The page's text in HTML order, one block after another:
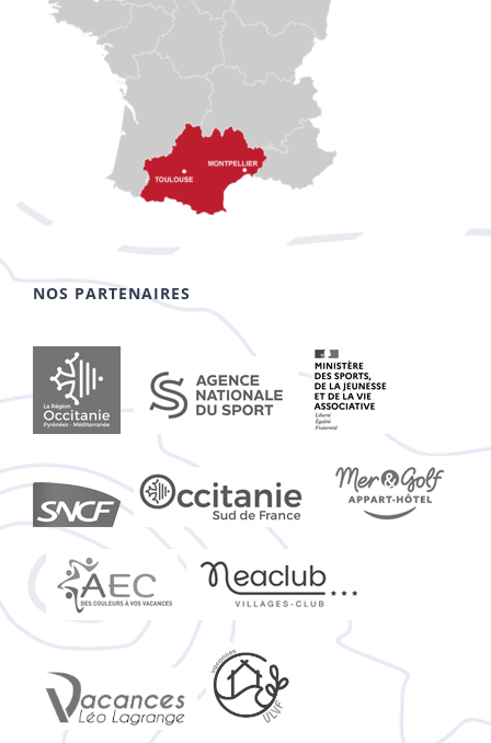
NOS PARTENAIRES